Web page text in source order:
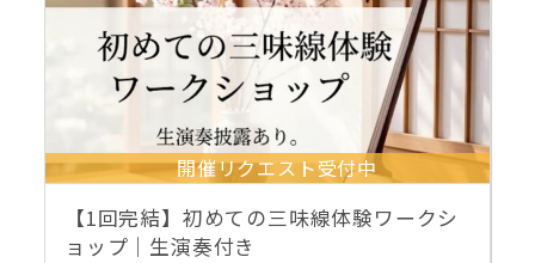
開催リクエスト受付中
【1回完結】初めての三味線体験ワークシ
ョップ｜生演奏付き